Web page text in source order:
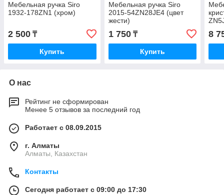
Мебельная ручка Siro
1932-178ZN1 (хром)
2 500 ₸
Купить
Мебельная ручка Siro
2015-54ZN28JE4 (цвет
жести)
1 750₸
Купить
8
О нас
Рейтинг не сформирован
Менее 5 отзывов за последний год
Работает с 08.09.2015
г. Алматы
Алматы, Казахстан
Контакты
Сегодня работает с 09:00 до 17:30